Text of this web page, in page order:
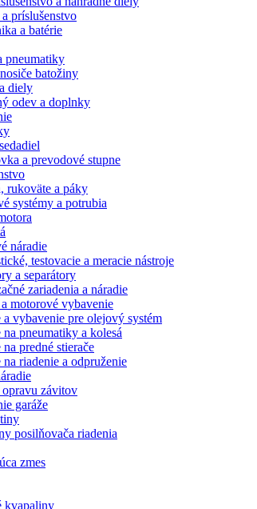
príslušenstvo
a batérie
pneumatiky
batožiny
diely
odev a doplnky
a prevodové stupne
rukoväte a páky
systémy a potrubia
náradie
testovacie a meracie nástroje
a separátory
zariadenia a náradie
motorové vybavenie
a vybavenie pre olejový systém
na pneumatiky a kolesá
predné stierače
na riadenie a odpruženie
opravu závitov
garáže
posilňovača riadenia
zmes
kvapaliny